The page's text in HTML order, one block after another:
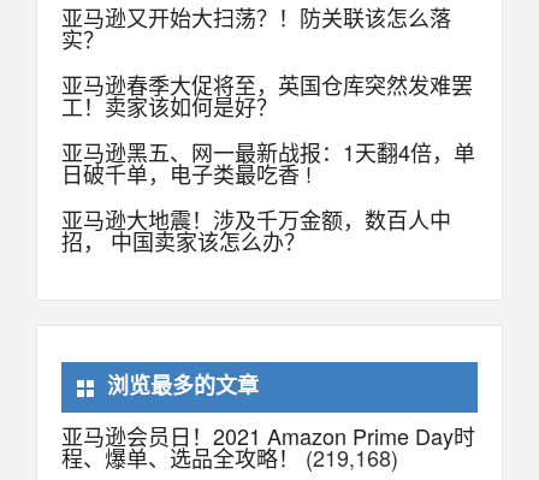
亚马逊又开始大扫荡？！防关联该怎么落
实？
亚马逊春季大促将至，英国仓库突然发难罢
工！卖家该如何是好？
亚马逊黑五、网一最新战报：1天翻4倍，单
日破千单，电子类最吃香 !
亚马逊大地震！涉及千万金额，数百人中
招， 中国卖家该怎么办？
浏览最多的文章
亚马逊会员日！2021 Amazon Prime Day时
程、爆单、选品全攻略！ (219,168)